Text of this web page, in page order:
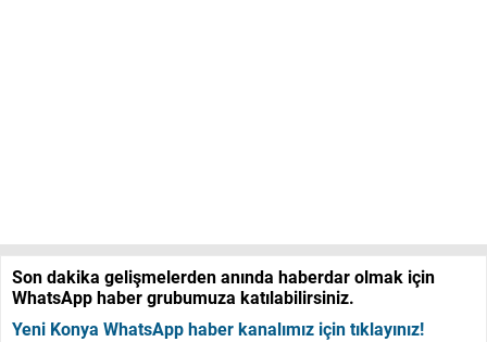
Son dakika gelişmelerden anında haberdar olmak için
WhatsApp haber grubumuza katılabilirsiniz.
Yeni Konya WhatsApp haber kanalımız için tıklayınız!